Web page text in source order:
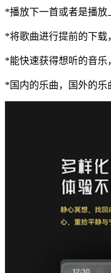
*播放下一首或者是播放
*将歌曲进行提前的下载
*能快速获得想听的音乐
*国内的乐曲，国外的乐